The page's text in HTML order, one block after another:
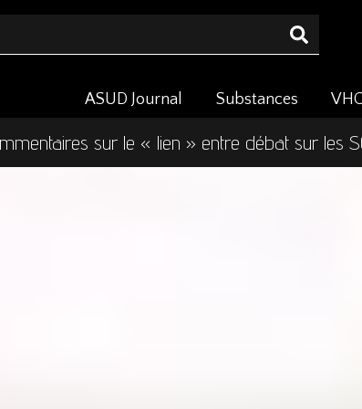
ASUD Journal Substances
sur le « lien » entre débat sur les